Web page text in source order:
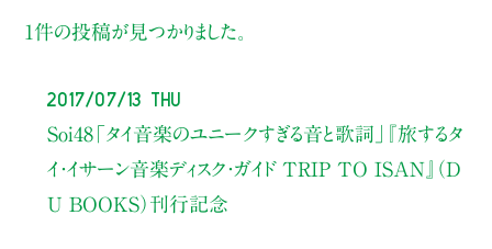
1件の投稿が見つかりました。
2017/07/13 Thu
Soi48「タイ音楽のユニークすぎる音と歌詞」
『旅するタ
イ・イサーン音楽ディスク・ガイド TRIP TO ISAN』（D
U BOOKS）刊行記念